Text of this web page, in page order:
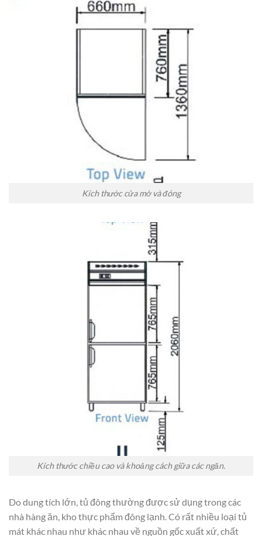
Kích thước cửa mở và đóng
Kích thước chiều cao và khoảng cách giữa các ngăn.
Do dung tích lớn, tủ đông thường được sử dụng trong các
nhà hàng ăn, kho thực phẩm đông lạnh. Có rất nhiều loại tủ
mát khác nhau như khác nhau về nguồn gốc xuất xứ, chất